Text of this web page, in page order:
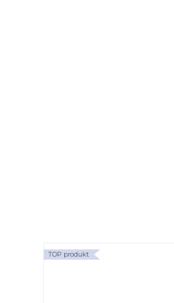
TOP produkt